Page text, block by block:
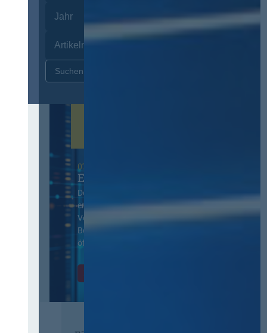
07. Oktober 2026 in Berlin
EVB-IT Thementag
Der Thementag für die
ergänzenden
Vertragsbedingungen von IT-
Beschaffung in der
öffentlichen Verwaltung